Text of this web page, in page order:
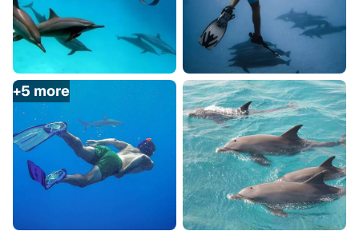
+5 more